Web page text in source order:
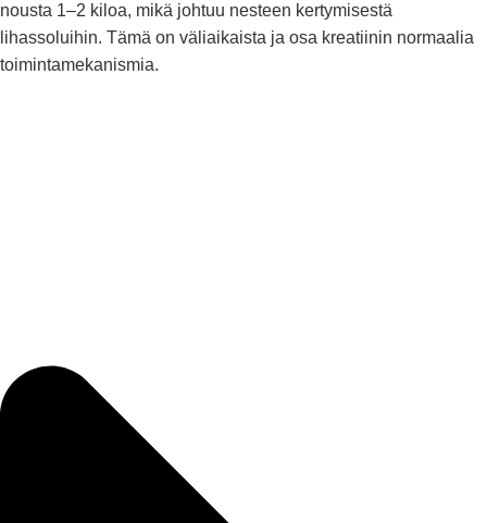
nousta 1–2 kiloa, mikä johtuu nesteen kertymisestä
lihassoluihin. Tämä on väliaikaista ja osa kreatiinin normaalia
toimintamekanismia.